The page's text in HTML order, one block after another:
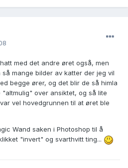
med det andre øret også, men
mange bilder av katter der jeg vil
begge ører, og det blir de så himla
"altmulig" over ansiktet, og så lite
vel hovedgrunnen til at øret ble
Wand saken i Photoshop til å
"invert" og svarthvitt ting...